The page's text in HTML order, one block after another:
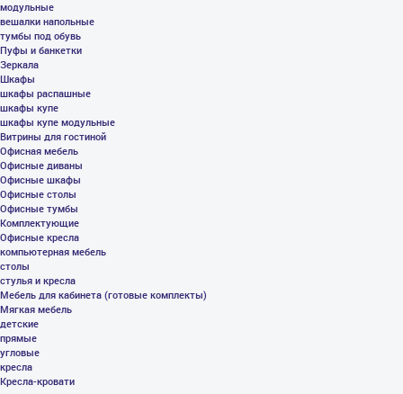
модульные
вешалки напольные
тумбы под обувь
Пуфы и банкетки
Зеркала
Шкафы
шкафы распашные
шкафы купе
шкафы купе модульные
Витрины для гостиной
Офисная мебель
Офисные диваны
Офисные шкафы
Офисные столы
Офисные тумбы
Комплектующие
Офисные кресла
компьютерная мебель
столы
стулья и кресла
Мебель для кабинета (готовые комплекты)
Мягкая мебель
детские
прямые
угловые
кресла
Кресла-кровати